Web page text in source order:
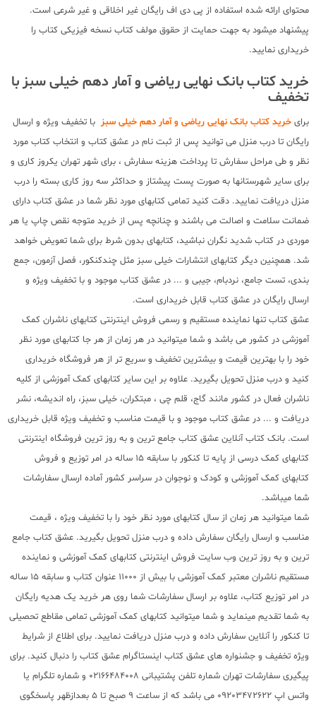
محتوای ارائه شده استفاده از پی دی اف رایگان غیر اخلاقی و غیر شرعی است.
پیشنهاد میشود به جهت حمایت از حقوق مولف کتاب نسخه فیزیکی کتاب را
خریداری نمایید.
خرید کتاب بانک نهایی ریاضی و آمار دهم خیلی سبز با
تخفیف
برای خرید کتاب بانک نهایی ریاضی و آمار دهم خیلی سبز با تخفیف ویژه و ارسال
رایگان تا درب منزل می توانید پس از ثبت نام در عشق کتاب و انتخاب کتاب مورد
نظر و طی مراحل سفارش تا پرداخت هزینه سفارش ، برای شهر تهران یکروز کاری و
برای سایر شهرستانها به صورت پست پیشتاز و حداکثر سه روز کاری بسته را درب
منزل دریافت نمایید. دقت کنید تمامی کتابهای مورد نظر شما در عشق کتاب دارای
ضمانت سلامت و اصالت می باشند و چنانچه پس از خرید متوجه نقص چاپ یا هر
موردی در کتاب شدید نگران نباشید، کتابهای بدون شرط برای شما تعویض خواهد
شد. همچنین دیگر کتابهای انتشارات خیلی سبز مثل چندکنکور، فصل آزمون، جمع
بندی، تست جامع، نردبام، جیبی و ... در عشق کتاب موجود و با تخفیف ویژه و
ارسال رایگان در عشق کتاب قابل خریداری است.
عشق کتاب تنها نماینده مستقیم و رسمی فروش اینترنتی کتابهای ناشران کمک
آموزشی در کشور می باشد و شما میتوانید در هر زمان از هر جا کتابهای مورد نظر
خود را با بهترین قیمت و بیشترین تخفیف و سریع تر از هر فروشگاه خریداری
کنید و درب منزل تحویل بگیرید. علاوه بر این سایر کتابهای کمک آموزشی از کلیه
ناشران فعال در کشور مانند گاج، قلم چی ، مبتکران، خیلی سبز، راه اندیشه، نشر
دریافت و ... در عشق کتاب موجود و با قیمت مناسب و تخفیف ویژه قابل خریداری
است. بانک کتاب آنلاین عشق کتاب جامع ترین و به روز ترین فروشگاه اینترنتی
کتابهای کمک درسی از پایه تا کنکور با سابقه 15 ساله در امر توزیع و فروش
کتابهای کمک آموزشی و کودک و نوجوان در سراسر کشور آماده ارسال سفارشات
شما میباشد.
شما میتوانید هر زمان از سال کتابهای مورد نظر خود را با تخفیف ویژه ، قیمت
مناسب و ارسال رایگان سفارش داده و درب منزل تحویل بگیرید. عشق کتاب جامع
ترین و به روز ترین وب سایت فروش اینترنتی کتابهای کمک آموزشی و نماینده
مستقیم ناشران معتبر کمک آموزشی با بیش از 11000 عنوان کتاب و سابقه 15 ساله
در امر توزیع کتاب، علاوه بر ارسال سفارشات شما روی هر خرید یک هدیه رایگان
به شما تقدیم مینماید و شما میتوانید کتابهای کمک آموزشی تمامی مقاطع تحصیلی
تا کنکور را آنلاین سفارش داده و درب منزل دریافت نمایید. برای اطلاع از شرایط
ویژه تخفیف و جشنواره های عشق کتاب اینستاگرام عشق کتاب را دنبال کنید. برای
پیگیری سفارشات تهران شماره تلفن پشتیبانی 02166484008 و شماره تلگرام یا
واتس اپ 09203472622 می باشد که از ساعت 9 صبح تا 5 بعدازظهر پاسخگوی